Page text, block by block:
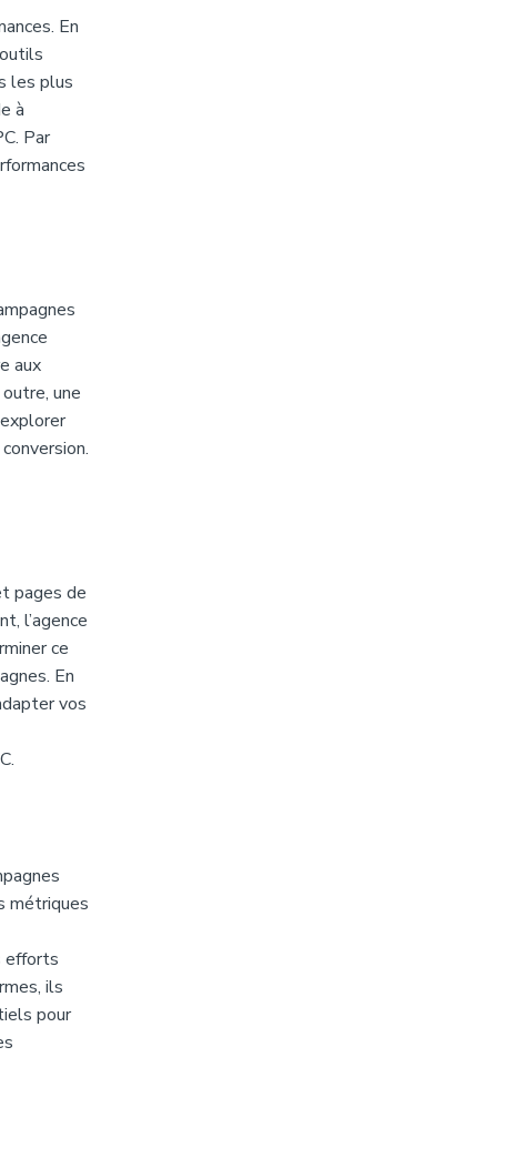
En
les plus
à
Par
aux
une
pages de
l’agence
ce
En
vos
métriques
efforts
ils
pour